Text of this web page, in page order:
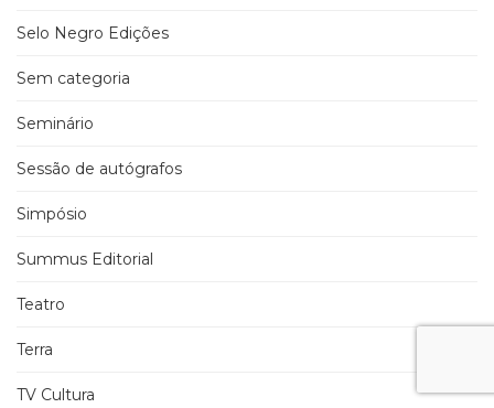
Selo Negro Edições
Sem categoria
Seminário
Sessão de autógrafos
Simpósio
Summus Editorial
Teatro
Terra
TV Cultura